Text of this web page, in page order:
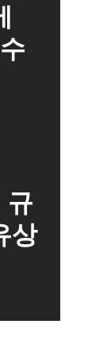
규
상